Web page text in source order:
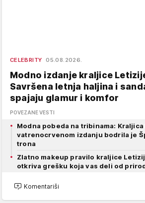
CELEBRITY 05.08.2026.
Modno izdanje kraljice
Savršena letnja haljina i
spajaju glamur i komfor
POVEZANE VESTI
Modna pobeda na tribinama: Kraljica
vatrenocrvenom izdanju bodrila je
trona
Zlatno makeup pravilo kraljice
otkriva grešku koja vas deli od
Komentariši